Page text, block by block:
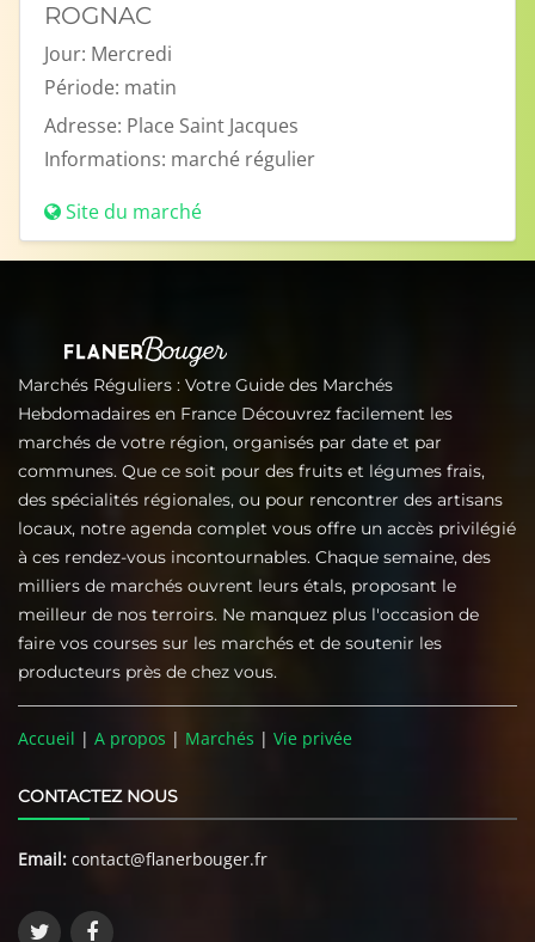
ROGNAC
Jour: Mercredi
Période: matin
Adresse: Place Saint Jacques
Informations: marché régulier
Site du marché
Marchés Réguliers : Votre Guide des Marchés
Hebdomadaires en France Découvrez facilement les
marchés de votre région, organisés par date et par
communes. Que ce soit pour des fruits et légumes frais,
des spécialités régionales, ou pour rencontrer des artisans
locaux, notre agenda complet vous offre un accès privilégié
à ces rendez-vous incontournables. Chaque semaine, des
milliers de marchés ouvrent leurs étals, proposant le
meilleur de nos terroirs. Ne manquez plus l'occasion de
faire vos courses sur les marchés et de soutenir les
producteurs près de chez vous.
Accueil | A propos | Marchés | Vie privée
CONTACTEZ NOUS
Email: contact@flanerbouger.fr